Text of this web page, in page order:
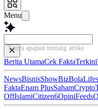
Menu
Tanya apapun tentang artikel ini...
Berita UtamaCek FaktaTerkini
NewsBisnisShowBizBola
FaktaEnam PlusSahamCrypto
OffIslamiCitizen6OpiniFeeds